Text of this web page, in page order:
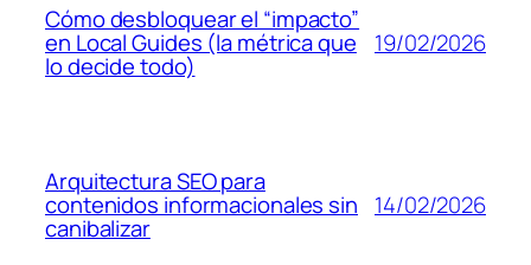
Cómo desbloquear el “impacto”
en Local Guides (la métrica que
lo decide todo)
19/02/2026
Arquitectura SEO para
contenidos informacionales sin
canibalizar
14/02/2026